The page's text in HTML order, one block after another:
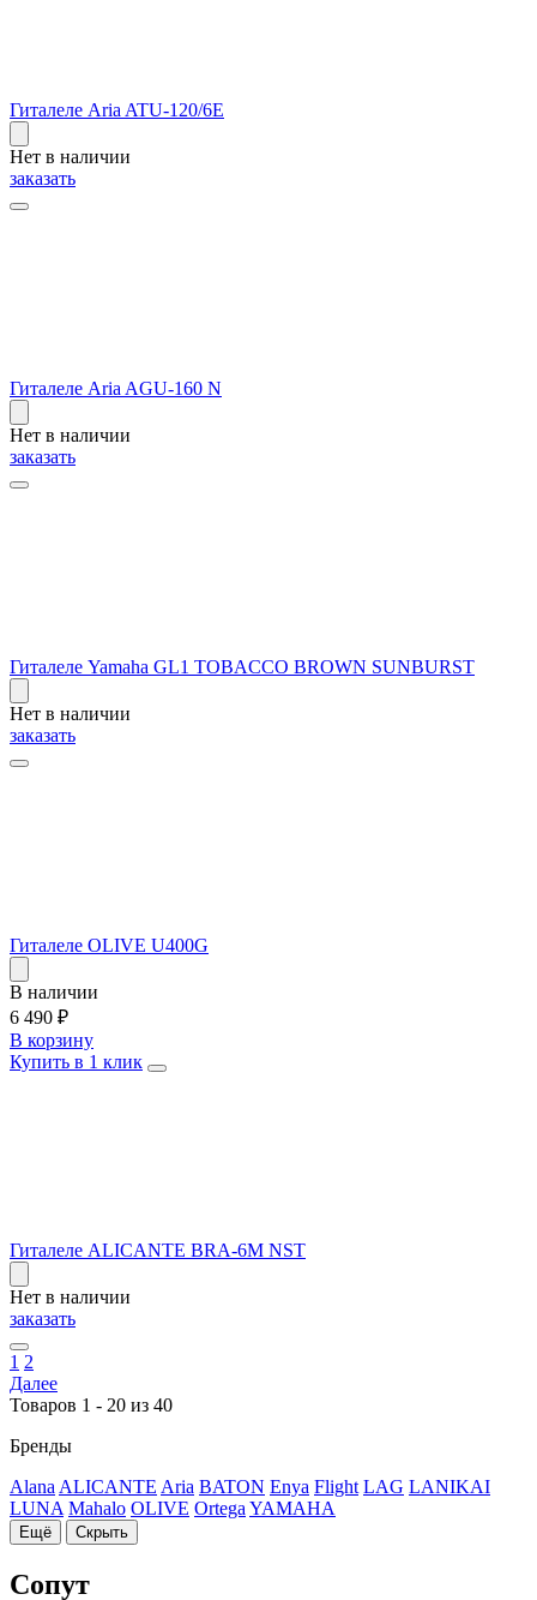
Гиталеле Aria ATU-120/6E
Нет в наличии
заказать
Гиталеле Aria AGU-160 N
Нет в наличии
заказать
Гиталеле Yamaha GL1 TOBACCO BROWN SUNBURST
Нет в наличии
заказать
Гиталеле OLIVE U400G
В наличии
6 490 ₽
В корзину
Купить в 1 клик
Гиталеле ALICANTE BRA-6M NST
Нет в наличии
заказать
1 2
Далее
Товаров 1 - 20 из 40
Бренды
Alana ALICANTE Aria BATON Enya Flight LAG LANIKAI
LUNA Mahalo OLIVE Ortega YAMAHA
Ещё Скрыть
Сопут